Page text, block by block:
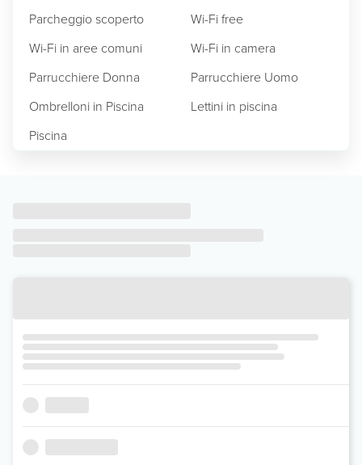
Parcheggio scoperto
Wi-Fi free
Wi-Fi in aree comuni
Wi-Fi in camera
Parrucchiere Donna
Parrucchiere Uomo
Ombrelloni in Piscina
Lettini in piscina
Piscina